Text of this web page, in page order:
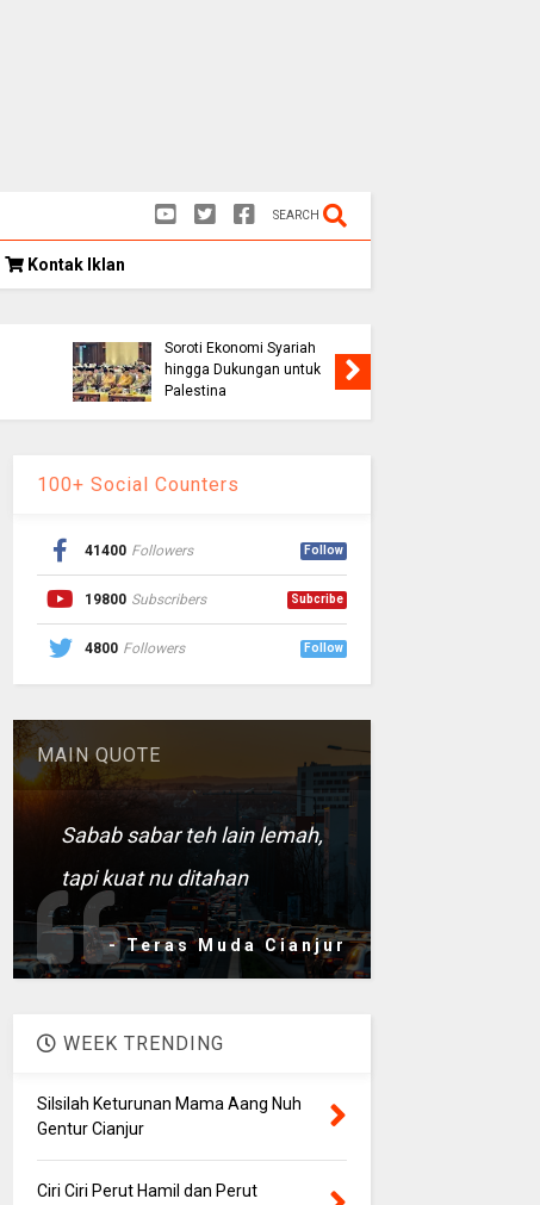
SEARCH
Kontak Iklan
Soroti Ekonomi Syariah
hingga Dukungan untuk
Palestina
100+ Social Counters
41400 Followers Follow
19800 Subscribers Subcribe
4800 Followers Follow
MAIN QUOTE
Sabab sabar teh lain lemah,
tapi kuat nu ditahan
- Teras Muda Cianjur
WEEK TRENDING
Silsilah Keturunan Mama Aang Nuh
Gentur Cianjur
Ciri Ciri Perut Hamil dan Perut